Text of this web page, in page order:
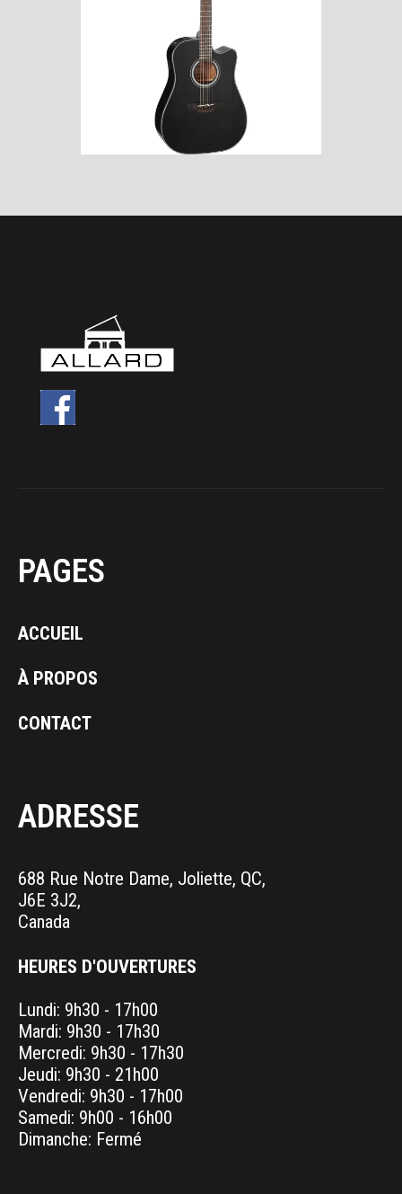
PAGES
ACCUEIL
À PROPOS
CONTACT
ADRESSE
688 Rue Notre Dame, Joliette, QC,
J6E 3J2,
Canada
HEURES D'OUVERTURES
Lundi: 9h30 - 17h00
Mardi: 9h30 - 17h30
Mercredi: 9h30 - 17h30
Jeudi: 9h30 - 21h00
Vendredi: 9h30 - 17h00
Samedi: 9h00 - 16h00
Dimanche: Fermé